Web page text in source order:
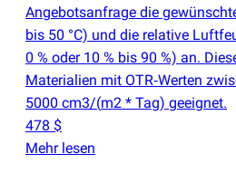
Angebotsanfrage die
bis 50 °C) und die relative
0 % oder 10 % bis 90 %) an.
Materialien mit OTR‑Werten
5000 cm3/(m2 * Tag) geeignet.
478 $
Mehr lesen